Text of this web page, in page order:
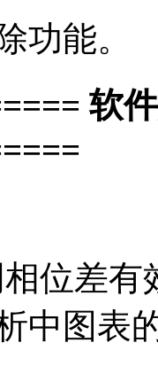
功能。
软
位差有
中图表